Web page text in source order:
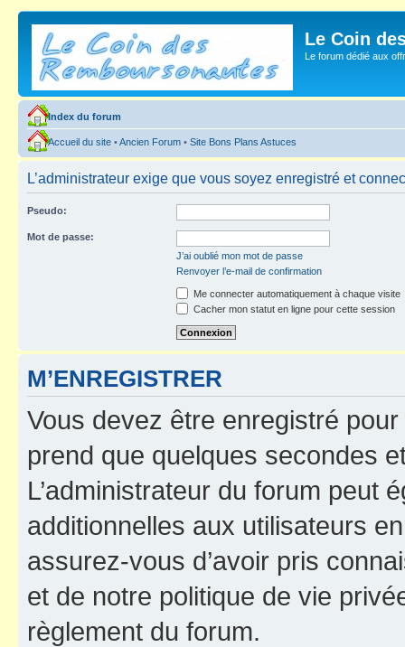
Le Coin
Le forum dédié aux
Index du forum
Accueil du site •Ancien Forum • Site Bons Plans Astuces
L’administrateur exige que vous soyez enregistré et
Pseudo:
Mot de passe:
J’ai oublié mon mot de passe
Renvoyer l’e-mail de confirmation
Me connecter automatiquement à chaque visite
Cacher mon statut en ligne pour cette session
M’ENREGISTRER
Vous devez être enregistré
prend que quelques secondes
L’administrateur du forum peut
additionnelles aux utilisateurs
assurez-vous d’avoir pris
et de notre politique de vie
règlement du forum.